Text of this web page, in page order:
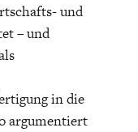
und
– und
in die
argumentiert